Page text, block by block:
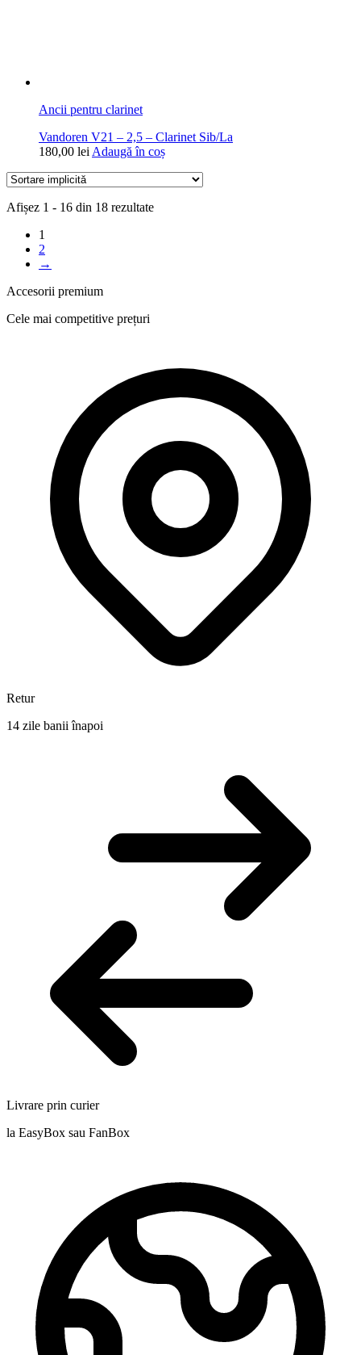
Ancii pentru clarinet
Vandoren V21 – 2,5 – Clarinet Sib/La
180,00 lei Adaugă în coș
Afișez 1 - 16 din 18 rezultate
1
2
→
Accesorii premium
Cele mai competitive prețuri
Retur
14 zile banii înapoi
Livrare prin curier
la EasyBox sau FanBox